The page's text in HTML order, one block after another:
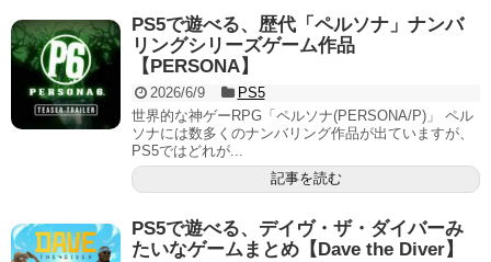
PS5で遊べる、歴代「ペルソナ」ナンバ
リングシリーズゲーム作品
【PERSONA】
2026/6/9
PS5
世界的な神ゲーRPG「ペルソナ(PERSONA/P)」 ペル
ソナには数多くのナンバリング作品が出ていますが、
PS5ではどれが...
記事を読む
PS5で遊べる、デイヴ・ザ・ダイバーみ
たいなゲームまとめ【Dave the Diver】